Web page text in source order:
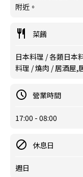
附近。
菜餚
日本料理 / 各類日本
料理 / 燒肉 / 居酒屋,
營業時間
17:00 - 08:00
休息日
週日